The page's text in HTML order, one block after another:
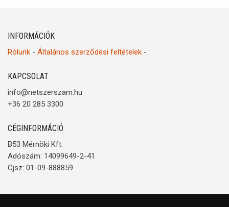
INFORMÁCIÓK
Rólunk - Általános szerződési feltételek -
KAPCSOLAT
info@netszerszam.hu
+36 20 285 3300
CÉGINFORMÁCIÓ
B53 Mérnöki Kft.
Adószám: 14099649-2-41
Cjsz: 01-09-888859